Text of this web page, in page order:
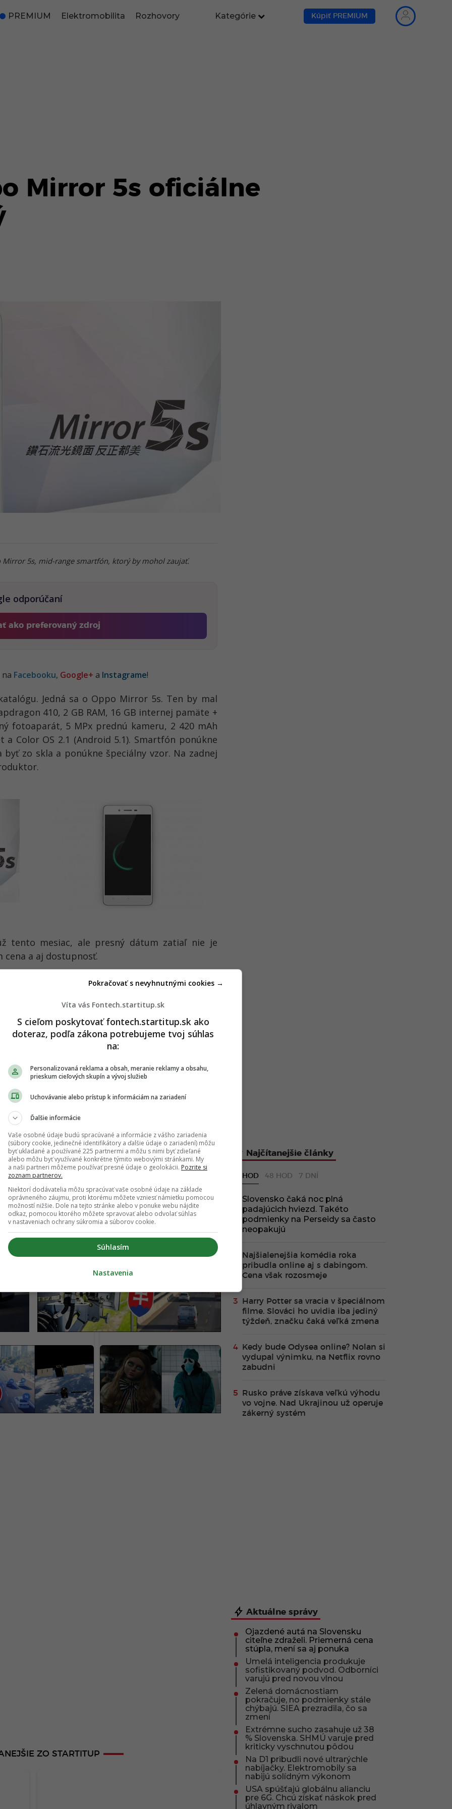
PREMIUM Elektromobilita Rozhovory Kategórie Kúpiť PREMIUM
Mirror 5s oficiálne
Mirror 5s, mid-range smartfón, ktorý by mohol zaujať.
odporúčaní
ako preferovaný zdroj
Fontech, odkaz sa otvorí v novom okne
na Facebooku, Google+ a Instagrame!
Jedná sa o Oppo Mirror 5s. Ten by mal
410, 2 GB RAM, 16 GB internej pamäte +
fotoaparát, 5 MPx prednú kameru, 2 420 mAh
Color OS 2.1 (Android 5.1). Smartfón ponúkne
zo skla a ponúkne špeciálny vzor. Na zadnej
tento mesiac, ale presný dátum zatiaľ nie je
cena a aj dostupnosť.
Zdroj:Phonearena.com
že máš postreh alebo si našiel v článku chybu, napíš nám
naredakcia@fontech.sk
TIP redakcii na článok
TERAZ ČÍTAJÚ
Slovenské cesty zaplavujú záhadné radary.
Ministerstvo tají dôležitú vec, vodiči si
musia dať pozor
rýchlosť a satelit
zabrzdí. EÚ vydala
ku
sytému
Najšialenejšia komédia
roka pribudla online aj s
dabingom. Cena však
rozosmeje
ZO STARTITUP
Najčítanejšie články
24 HOD 48 HOD 7 DNÍ
Slovensko čaká noc plná
padajúcich hviezd. Takéto
podmienky na Perseidy sa často
neopakujú
Najšialenejšia komédia roka
pribudla online aj s dabingom.
Cena však rozosmeje
Harry Potter sa vracia v špeciálnom
filme. Slováci ho uvidia iba jediný
týždeň, značku čaká veľká zmena
Kedy bude Odysea online? Nolan si
vydupal výnimku, na Netflix rovno
zabudni
Rusko práve získava veľkú výhodu
vo vojne. Nad Ukrajinou už operuje
zákerný systém
Aktuálne správy
Ojazdené autá na Slovensku
citeľne zdraželi. Priemerná cena
stúpla, mení sa aj ponuka
Umelá inteligencia produkuje
sofistikovaný podvod. Odborníci
varujú pred novou vlnou
Zelená domácnostiam
pokračuje, no podmienky stále
chýbajú. SIEA prezradila, čo sa
zmení
Extrémne sucho zasahuje už 38
% Slovenska. SHMÚ varuje pred
kriticky vyschnutou pôdou
Na D1 pribudli nové ultrarýchle
nabíjačky. Elektromobily sa
nabijú solídným výkonom
USA spúšťajú globálnu alianciu
pre 6G. Chcú získať náskok pred
úhlavným rivalom
Víta vás Fontech.startitup.sk
S cieľom poskytovať fontech.startitup.sk ako
doteraz, podľa zákona potrebujeme tvoj súhlas
na:
Personalizovaná reklama a obsah, meranie reklamy a obsahu,
prieskum cieľových skupín a vývoj služieb
Uchovávanie alebo prístup k informáciám na zariadení
Ďalšie informácie
Vaše osobné údaje budú spracúvané a informácie z vášho zariadenia
(súbory cookie, jedinečné identifikátory a ďalšie údaje o zariadení) môžu
byť ukladané a používané 225 partnermi a môžu s nimi byť zdieľané
alebo môžu byť využívané konkrétne týmito webovými stránkami. My
a naši partneri môžeme používať presné údaje o geolokácii. Pozrite si
zoznam partnerov.
Niektorí dodávatelia môžu spracúvať vaše osobné údaje na základe
oprávneného záujmu, proti ktorému môžete vzniesť námietku pomocou
možností nižšie. Dole na tejto stránke alebo v ponuke webu nájdite
odkaz, pomocou ktorého môžete spravovať alebo odvolať súhlas
v nastaveniach ochrany súkromia a súborov cookie.
Súhlasím
Pokračovať s nevyhnutnými cookies →
Nastavenia